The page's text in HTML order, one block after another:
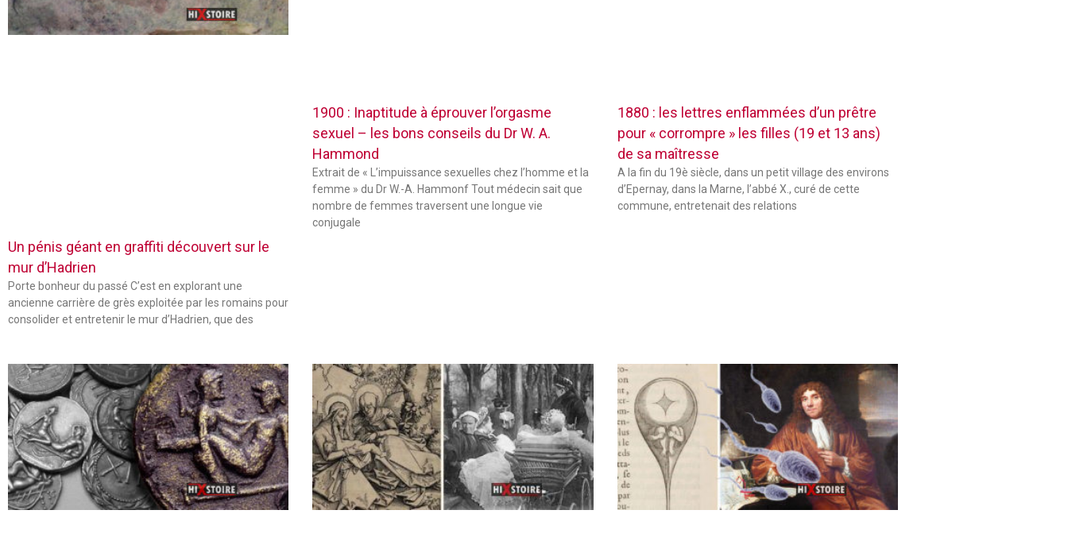
Un pénis géant en graffiti découvert sur le
mur d’Hadrien
Porte bonheur du passé C’est en explorant une
ancienne carrière de grès exploitée par les romains pour
consolider et entretenir le mur d’Hadrien, que des
1900 : Inaptitude à éprouver l’orgasme
sexuel – les bons conseils du Dr W. A.
Hammond
Extrait de « L’impuissance sexuelles chez l’homme et la
femme » du Dr W.-A. Hammonf Tout médecin sait que
nombre de femmes traversent une longue vie
conjugale
1880 : les lettres enflammées d’un prêtre
pour « corrompre » les filles (19 et 13 ans)
de sa maîtresse
A la fin du 19è siècle, dans un petit village des environs
d’Epernay, dans la Marne, l’abbé X., curé de cette
commune, entretenait des relations